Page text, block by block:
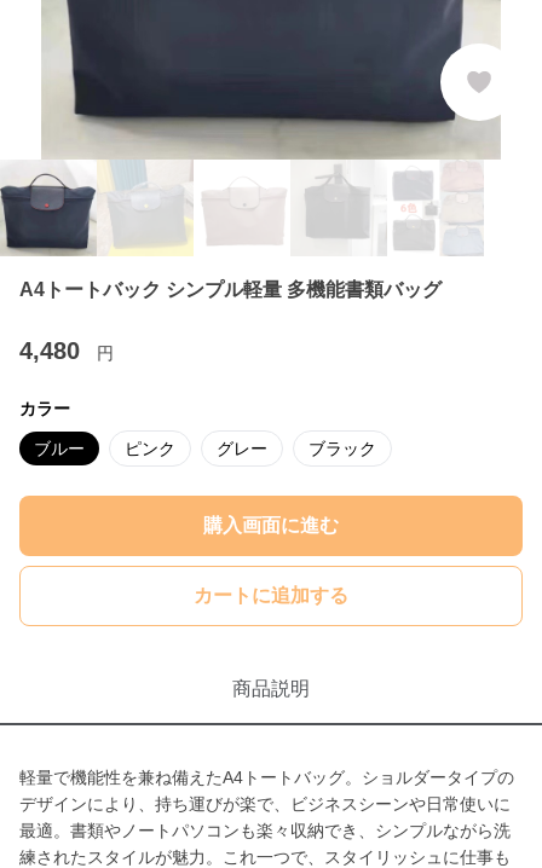
A4トートバック シンプル軽量 多機能書類バッグ
4,480 円
カラー
ブルー ピンク グレー ブラック
購入画面に進む
カートに追加する
商品説明
軽量で機能性を兼ね備えたA4トートバッグ。ショルダータイプの
デザインにより、持ち運びが楽で、ビジネスシーンや日常使いに
最適。書類やノートパソコンも楽々収納でき、シンプルながら洗
練されたスタイルが魅力。これ一つで、スタイリッシュに仕事も